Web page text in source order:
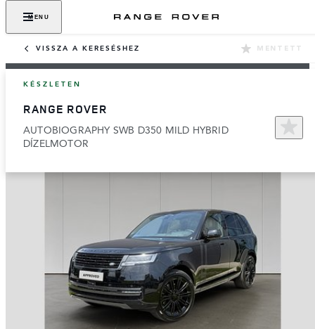
MENU
VISSZA A KERESÉSHEZ MENTETT
KÉSZLETEN
RANGE ROVER
AUTOBIOGRAPHY SWB D350 MILD HYBRID
DÍZELMOTOR